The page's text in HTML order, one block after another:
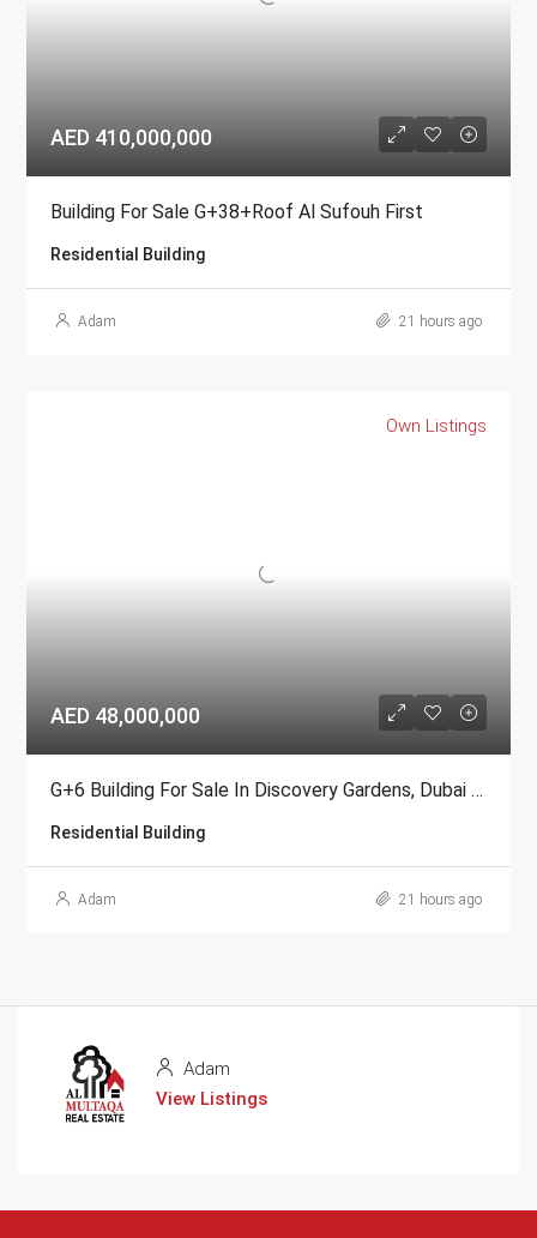
AED 410,000,000
Building For Sale G+38+Roof Al Sufouh First
Residential Building
Adam 21 hours ago
Own Listings
AED 48,000,000
G+6 Building For Sale In Discovery Gardens, Dubai | AED 48 Million
Residential Building
Adam 21 hours ago
Adam
View Listings